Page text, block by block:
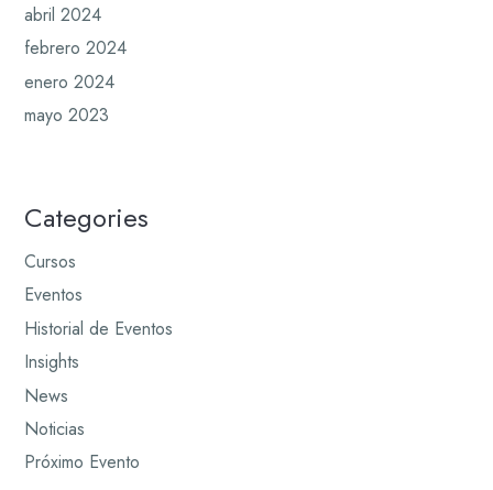
abril 2024
febrero 2024
enero 2024
mayo 2023
Categories
Cursos
Eventos
Historial de Eventos
Insights
News
Noticias
Próximo Evento